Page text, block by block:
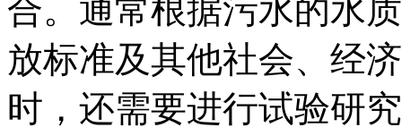
合。通常根据污水的水
放标准及其他社会、经
时，还需要进行试验研